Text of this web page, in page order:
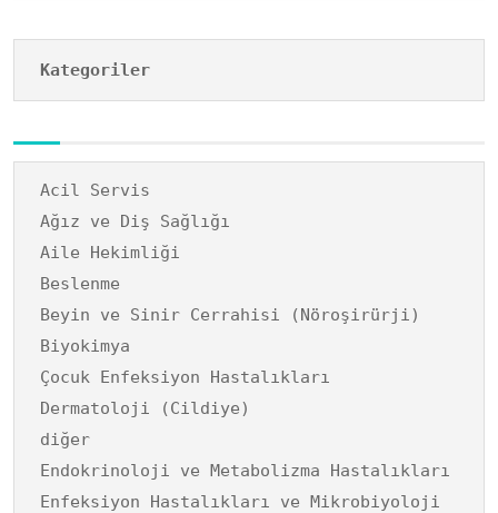
Kategoriler
Acil Servis
Ağız ve Diş Sağlığı
Aile Hekimliği
Beslenme
Beyin ve Sinir Cerrahisi (Nöroşirürji)
Biyokimya
Çocuk Enfeksiyon Hastalıkları
Dermatoloji (Cildiye)
diğer
Endokrinoloji ve Metabolizma Hastalıkları
Enfeksiyon Hastalıkları ve Mikrobiyoloji